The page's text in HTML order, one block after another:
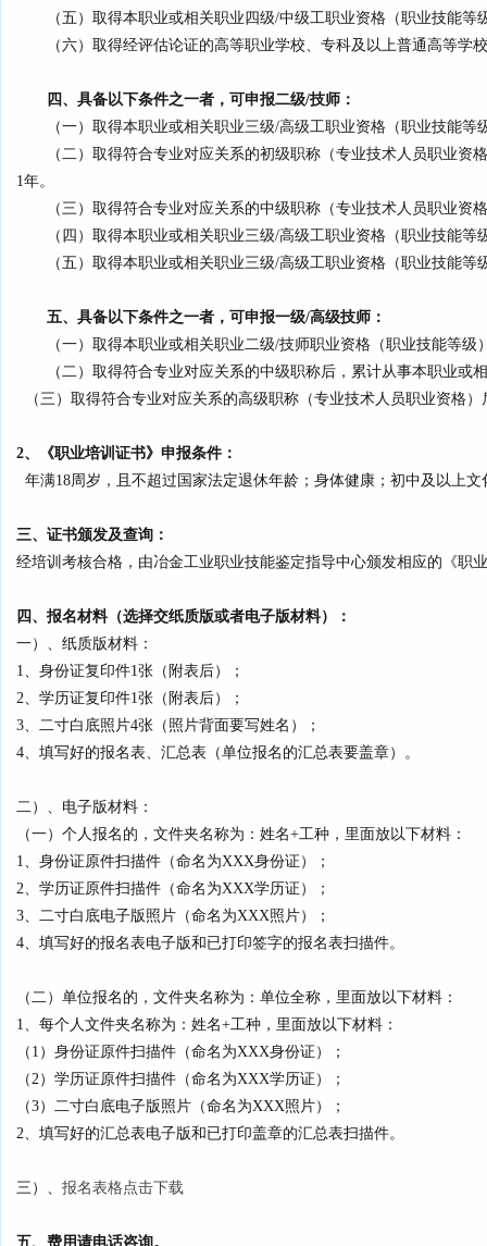
（五）取得本职业或相关职业四级/中级工职业资格（职业技能
（六）取得经评估论证的高等职业学校、专科及以上普通高等
四、具备以下条件之一者，可申报二级/技师 ：
（一）取得本职业或相关职业三级/高级工职业资格（职业技能
（二）取得符合专业对应关系的初级职称（专业技术人员职业
1年。
（三）取得符合专业对应关系的中级职称（专业技术人员职业资
（四）取得本职业或相关职业三级/高级工职业资格（职业技能
（五）取得本职业或相关职业三级/高级工职业资格（职业技能
五、具备以下条件之一者，可申报一级/高级技师 ：
（一）取得本职业或相关职业二级/技师职业资格（职业技能等
（二）取得符合专业对应关系的中级职称后，累计从事本职业
（三）取得符合专业对应关系的高级职称（专业技术人员职业资格
2、《职业培训证书》申报条件：
年满18周岁，且不超过国家法定退休年龄；身体健康；初中及以上
三、证书颁发及查询：
经培训考核合格，由冶金工业职业技能鉴定指导中心颁发相应的《职
四、报名材料（选择交纸质版或者电子版材料）：
一）、纸质版材料：
1、身份证复印件1张（附表后）；
2、学历证复印件1张（附表后）；
3、二寸白底照片4张（照片背面要写姓名）；
4、填写好的报名表、汇总表（单位报名的汇总表要盖章）。
二）、电子版材料：
（一）个人报名的，文件夹名称为：姓名+工种，里面放以下材料：
1、身份证原件扫描件（命名为XXX身份证）；
2、学历证原件扫描件（命名为XXX学历证）；
3、二寸白底电子版照片（命名为XXX照片）；
4、填写好的报名表电子版和已打印签字的报名表扫描件。
（二）单位报名的，文件夹名称为：单位全称，里面放以下材料：
1、每个人文件夹名称为：姓名+工种，里面放以下材料：
（1）身份证原件扫描件（命名为XXX身份证）；
（2）学历证原件扫描件（命名为XXX学历证）；
（3）二寸白底电子版照片（命名为XXX照片）；
2、填写好的汇总表电子版和已打印盖章的汇总表扫描件。
三）、 报名表格点击下载
五、费用请电话咨询。